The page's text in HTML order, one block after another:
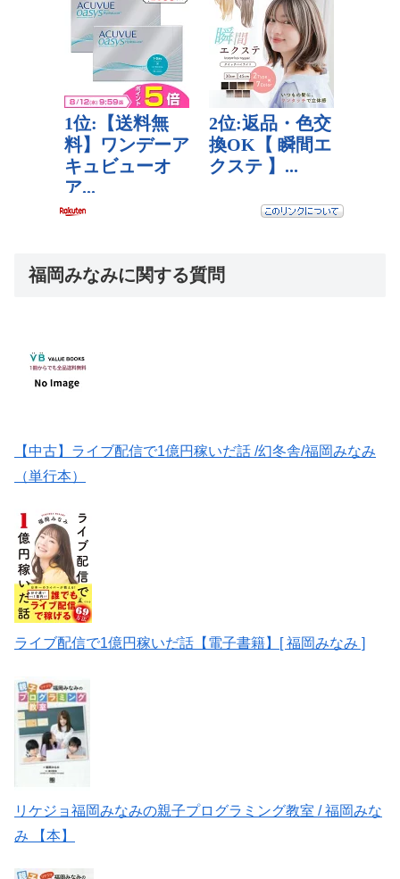
福岡みなみに関する質問
【中古】ライブ配信で1億円稼いだ話 /幻冬舎/福岡みなみ
（単行本）
ライブ配信で1億円稼いだ話【電子書籍】[ 福岡みなみ ]
リケジョ福岡みなみの親子プログラミング教室 / 福岡みな
み 【本】